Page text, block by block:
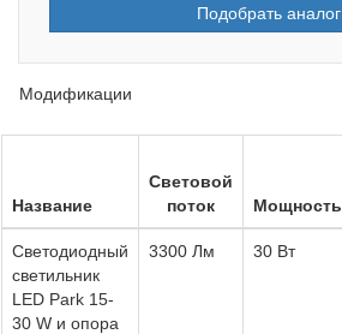
Подобрать аналог
Модификации
Название
Световой
поток
Мощность
Светодиодный
светильник
LED Park 15-
30 W и опора
3300 Лм 30 Вт